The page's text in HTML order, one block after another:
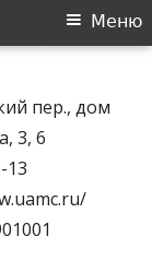
пер., дом
3, 6
13
Меню